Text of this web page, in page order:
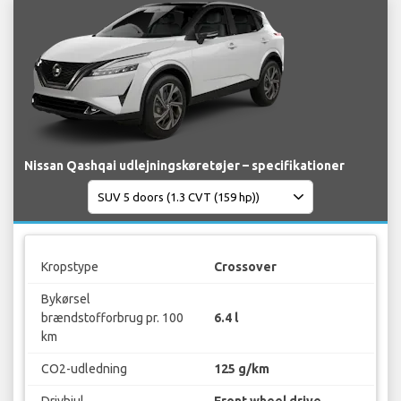
Nissan Qashqai udlejningskøretøjer – specifikationer
Kropstype Crossover
Bykørsel
brændstofforbrug pr. 100
km
6.4 l
CO2-udledning 125 g/km